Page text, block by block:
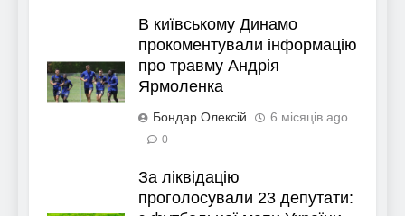
В київському Динамо
прокоментували інформацію
про травму Андрія
Ярмоленка
Бондар Олексій 6 місяців ago
0
За ліквідацію
проголосували 23 депутати: